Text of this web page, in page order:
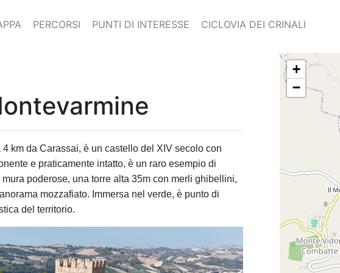
PERCORSI PUNTI DI INTERESSE CICLOVIA DEI CRINALI
km da Carassai, è un castello del XIV secolo con
e praticamente intatto, è un raro esempio di
poderose, una torre alta 35m con merli ghibellini,
mozzafiato. Immersa nel verde, è punto di
del territorio.
+
−